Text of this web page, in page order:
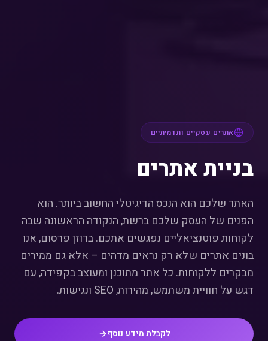
אתרים עסקיים ותדמיתיים
בניית אתרים
האתר שלכם הוא הנכס הדיגיטלי החשוב ביותר. הוא
הפנים של העסק שלכם ברשת, הנקודה הראשונה שבה
לקוחות פוטנציאליים נפגשים אתכם. ברוזן פרסום, אנו
בונים אתרים שלא רק נראים מדהים – אלא גם ממירים
מבקרים ללקוחות. כל אתר מתוכנן ומעוצב בקפידה, עם
דגש על חוויית משתמש, מהירות, SEO ונגישות.
לקבלת מידע נוסף